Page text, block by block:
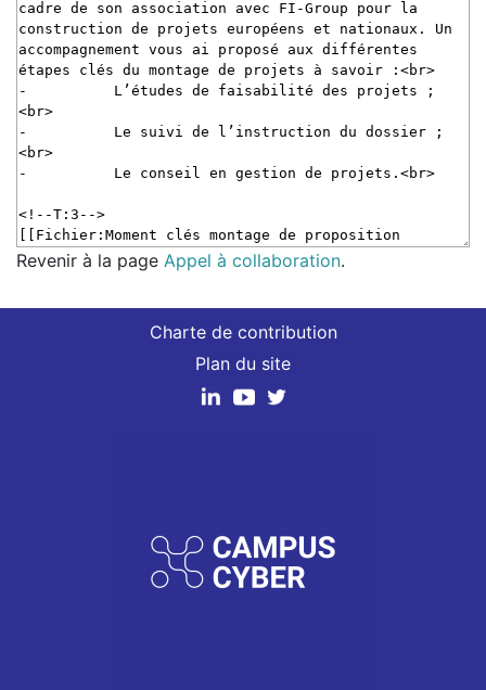
Revenir à la page Appel à collaboration.
Charte de contribution
Plan du site